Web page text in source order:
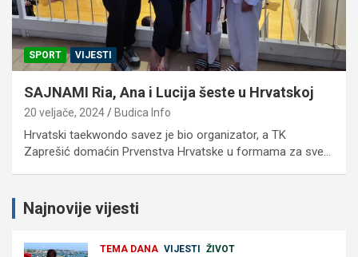
SPORT VIJESTI
SAJNAMI Ria, Ana i Lucija šeste u Hrvatskoj
20 veljače, 2024 Budica Info
Hrvatski taekwondo savez je bio organizator, a TK
Zaprešić domaćin Prvenstva Hrvatske u formama za sve…
Najnovije vijesti
TEMA DANA VIJESTI ŽIVOT